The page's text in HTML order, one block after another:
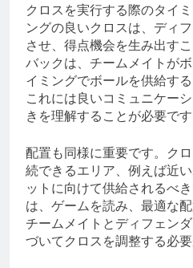
クロスを実行する際のタイ
ングの良いクロスは、ディ
させ、得点機会を生み出す
バックは、チームメイトが
イミングでボールを供給す
これには良いコミュニケー
きを理解することが必要です
配置も同様に重要です。ク
続できるエリア、例えば近
ットに向けて供給されるべ
は、ゲームを読み、最適な
チームメイトとディフェン
づいてクロスを調整する必要